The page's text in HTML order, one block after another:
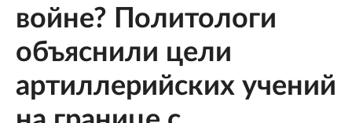
войне? Политологи
объяснили цели
артиллерийских учений